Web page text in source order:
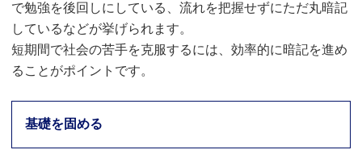
で勉強を後回しにしている、流れを把握せずにただ丸暗記
しているなどが挙げられます。
短期間で社会の苦手を克服するには、効率的に暗記を進め
ることがポイントです。
基礎を固める